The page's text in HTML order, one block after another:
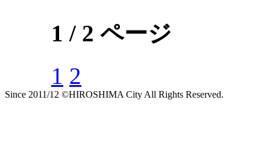
1 / 2 ページ
1 2
Since 2011/12 ©HIROSHIMA City All Rights Reserved.